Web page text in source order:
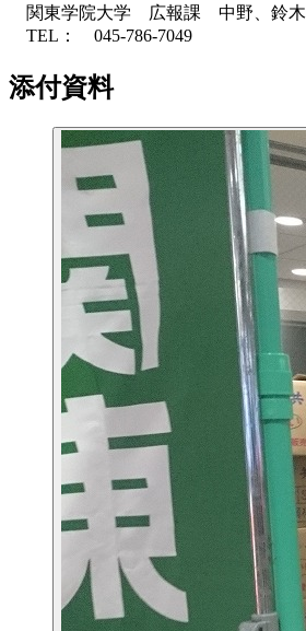
関東学院大学 広報課 中野、鈴木
TEL： 045-786-7049
添付資料